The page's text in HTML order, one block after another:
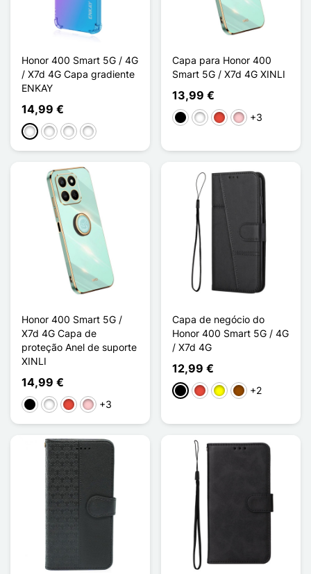
Honor 400 Smart 5G / 4G
/ X7d 4G Capa gradiente
ENKAY
14,99 €
Violet / Bleu
Bleu / Rose
Rose / Doré
Violet / Doré
Capa para Honor 400
Smart 5G / X7d 4G XINLI
13,99 €
PretoBrancoVermelho
Rosa+3
Honor 400 Smart 5G /
X7d 4G Capa de
proteção Anel de suporte
XINLI
14,99 €
PretoBrancoVermelho
Rosa+3
Capa de negócio do
Honor 400 Smart 5G / 4G
/ X7d 4G
12,99 €
PretoVermelho
AmareloCastanho
+2